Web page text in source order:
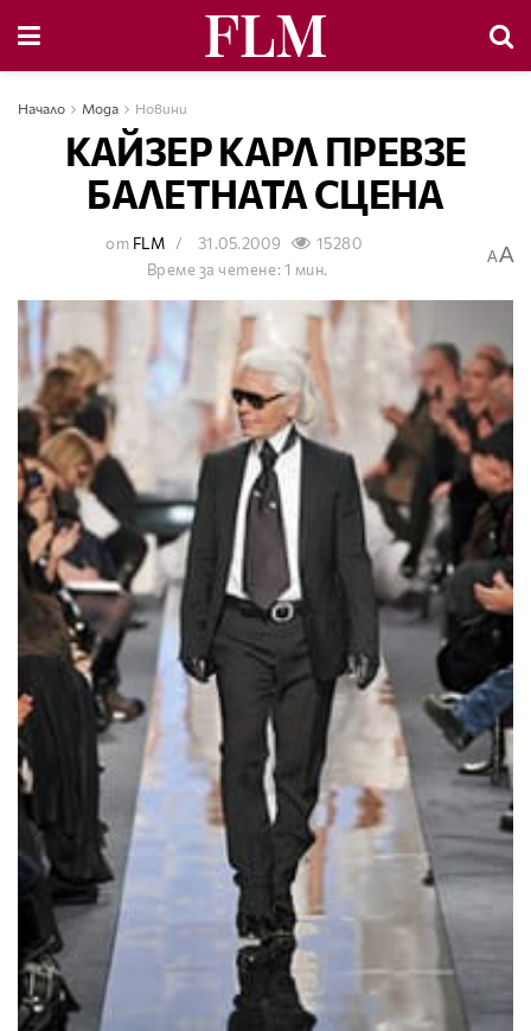
Начало Мода Новини
КАЙЗЕР КАРЛ ПРЕВЗЕ
БАЛЕТНАТА СЦЕНА
от FLM 31.05.2009
15280
Време за четене: 1 мин.
AA